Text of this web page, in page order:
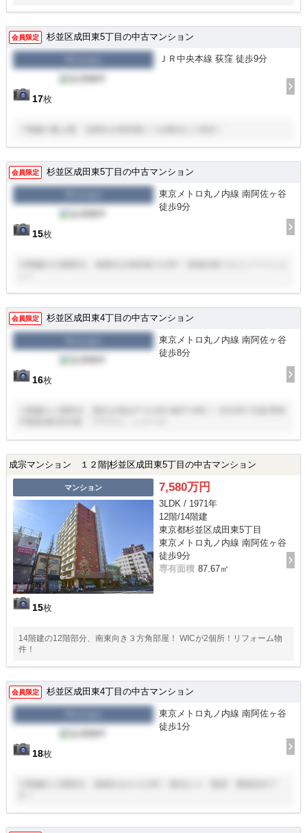
会員限定 杉並区成田東5丁目の中古マンション
17枚
ＪＲ中央本線 荻窪 徒歩9分
会員限定 杉並区成田東5丁目の中古マンション
15枚
東京メトロ丸ノ内線 南阿佐ヶ谷
徒歩9分
会員限定 杉並区成田東4丁目の中古マンション
16枚
東京メトロ丸ノ内線 南阿佐ヶ谷
徒歩8分
成宗マンション １２階|杉並区成田東5丁目の中古マンション
マンション
15枚
7,580万円
3LDK / 1971年
12階/14階建
東京都杉並区成田東5丁目
東京メトロ丸ノ内線 南阿佐ヶ谷
徒歩9分
専有面積 87.67㎡
14階建の12階部分、南東向き３方角部屋！ WICが2個所！リフォーム物
件！
会員限定 杉並区成田東4丁目の中古マンション
18枚
東京メトロ丸ノ内線 南阿佐ヶ谷
徒歩1分